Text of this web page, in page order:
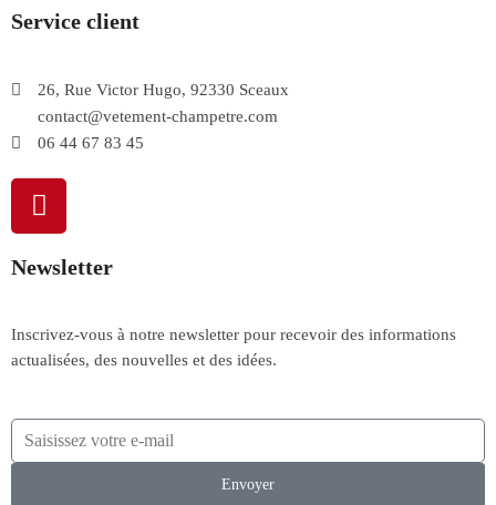
Service client
26, Rue Victor Hugo, 92330 Sceaux
contact@vetement-champetre.com
06 44 67 83 45
Newsletter
Inscrivez-vous à notre newsletter pour recevoir des informations
actualisées, des nouvelles et des idées.
Envoyer